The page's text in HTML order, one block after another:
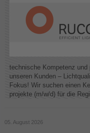
technische Kompetenz
unseren Kunden –
Fokus! Wir suchen einen
projekte (m/w/d) für die
05. August 2026